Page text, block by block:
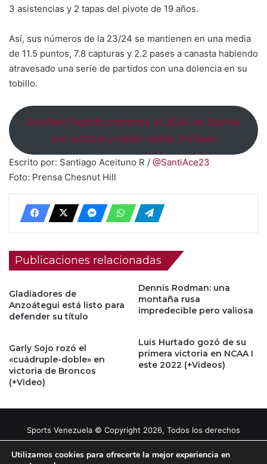
3 asistencias y 2 tapas del pivote de 19 años.
Así, sus números de la 23/24 se mantienen en una media
de 11.5 puntos, 7.8 capturas y 2.2 pases a canasta habiendo
atravesado una serie de partidos con una dolencia en su
tobillo.
Estefani Fajardo comenzó el 2024 en Bosnia
con victoria y doble-doble (+Video)
Escrito por: Santiago Aceituno R / @SantiAce23
Foto: Prensa Chesnut Hill
Publicaciones relacionadas
Gladiadores de
Anzoátegui está listo para
defender su título
Dennis Rodman: una
montaña rusa
impredecible pero valiosa
Garly Sojo rozó el
«cuádruple-doble» en
victoria de Broncos
(+Video)
Luis Hurtado gozó de su
primera victoria en NCAA I
este 2022 (+Videos)
Sports Venezuela © Copyright 2026, Todos los derechos
Utilizamos cookies para ofrecerte la mejor experiencia en